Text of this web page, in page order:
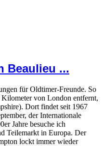
Beaulieu ...
für Oldtimer-Freunde. So
von London entfernt,
Dort findet seit 1967
der Internationale
Jahre besuche ich
Teilemarkt in Europa. Der
lockt immer wieder